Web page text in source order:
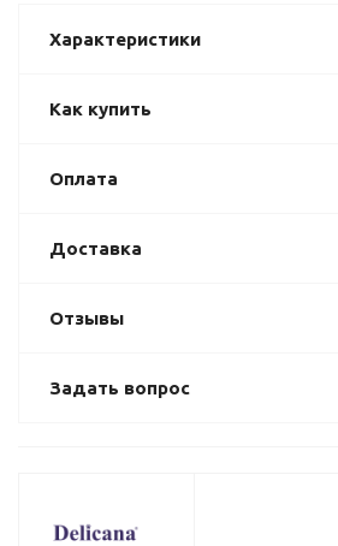
Характеристики
Как купить
Оплата
Доставка
Отзывы
Задать вопрос